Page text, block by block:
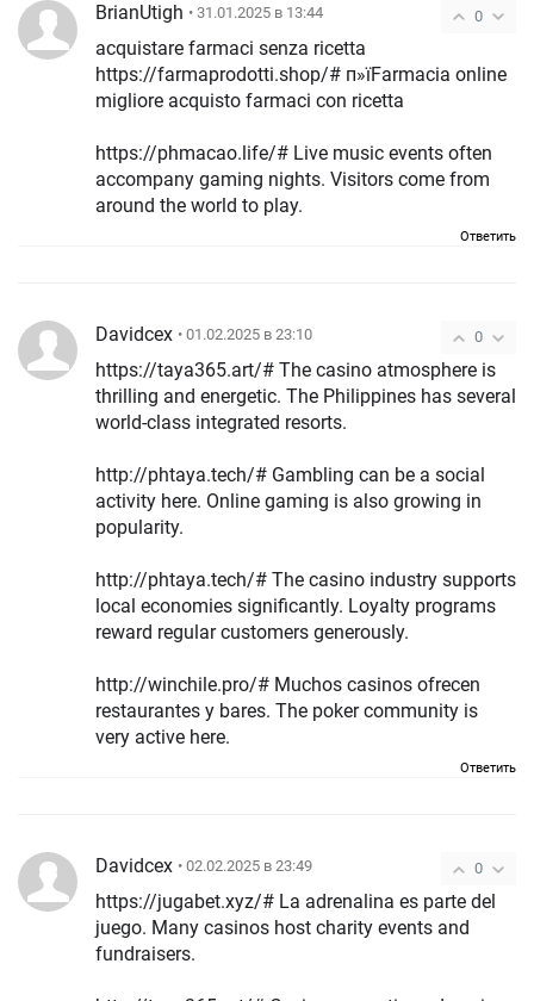
0
BrianUtigh • 31.01.2025 в 13:44
acquistare farmaci senza ricetta
https://farmaprodotti.shop/# п»їFarmacia online
migliore acquisto farmaci con ricetta
https://phmacao.life/# Live music events often
accompany gaming nights. Visitors come from
around the world to play.
Ответить
0
Davidcex • 01.02.2025 в 23:10
https://taya365.art/# The casino atmosphere is
thrilling and energetic. The Philippines has several
world-class integrated resorts.
http://phtaya.tech/# Gambling can be a social
activity here. Online gaming is also growing in
popularity.
http://phtaya.tech/# The casino industry supports
local economies significantly. Loyalty programs
reward regular customers generously.
http://winchile.pro/# Muchos casinos ofrecen
restaurantes y bares. The poker community is
very active here.
Ответить
0
Davidcex • 02.02.2025 в 23:49
https://jugabet.xyz/# La adrenalina es parte del
juego. Many casinos host charity events and
fundraisers.